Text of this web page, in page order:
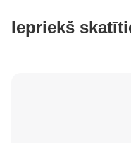
Iepriekš